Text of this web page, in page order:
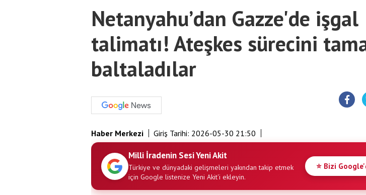
Netanyahu’dan Gazze'de işgal
talimatı! Ateşkes sürecini
baltaladılar
Haber Merkezi Giriş Tarihi: 2026-05-30 21:50
Milli İradenin Sesi Yeni Akit
Türkiye ve dünyadaki gelişmeleri yakından takip etmek
için Google listenize Yeni Akit'i ekleyin.
⭐ Bizi